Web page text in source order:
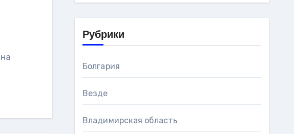
Рубрики
Болгария
Везде
Владимирская область